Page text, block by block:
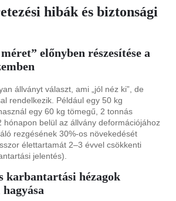
hibák és biztonsági
előnyben részesítése a
állványt választ, ami „jól néz ki”, de
rendelkezik. Például egy 50 kg
egy 60 kg tömegű, 2 tonnás
hónapon belül az állvány deformációjához
rezgésének 30%-os növekedését
élettartamát 2–3 évvel csökkenti
jelentés).
karbantartási hézagok